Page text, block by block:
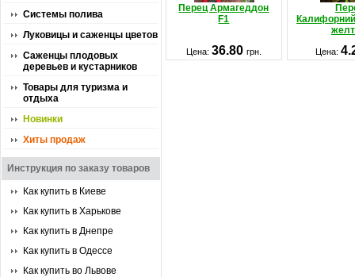
Системы полива
Луковицы и саженцы цветов
Саженцы плодовых
деревьев и кустарников
Товары для туризма и
отдыха
Новинки
Хиты продаж
Инструкция по заказу товаров
Как купить в Киеве
Как купить в Харькове
Как купить в Днепре
Как купить в Одессе
Как купить во Львове
Перец Армагеддон
F1
Цена: 36.80 грн. Цена: